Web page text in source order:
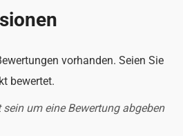
vorhanden. Seien Sie
bewertet.
um eine Bewertung abgeben